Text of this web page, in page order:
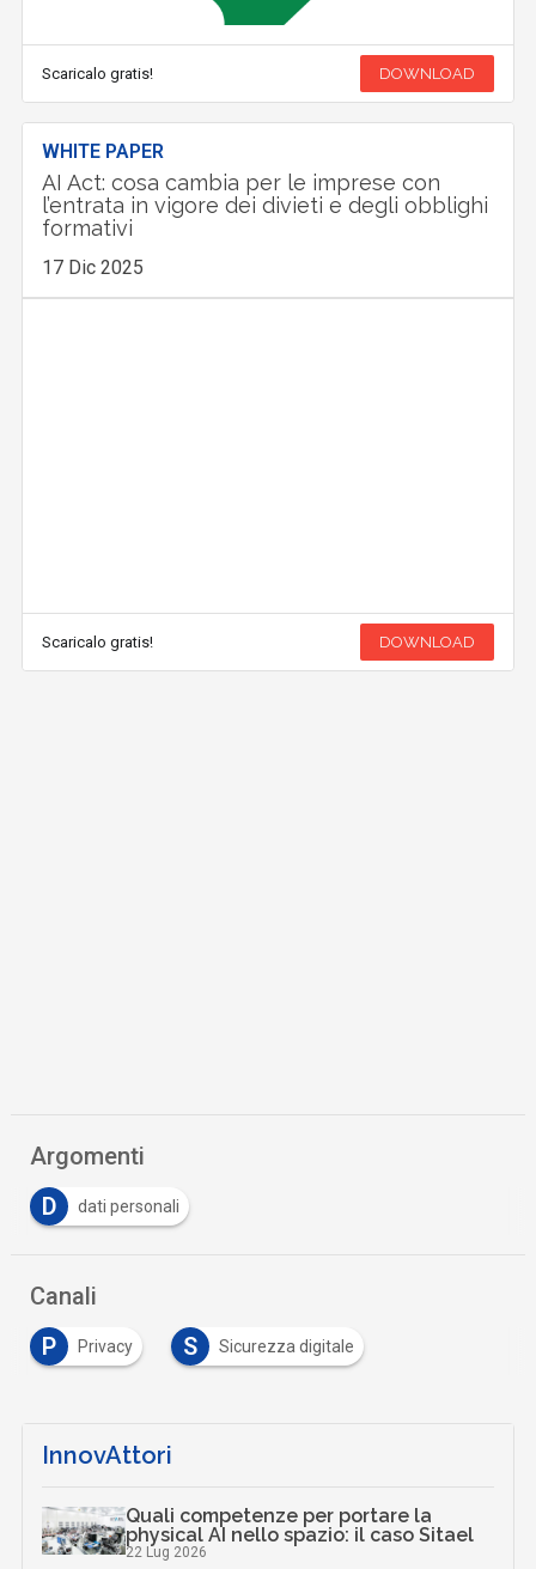
Scaricalo gratis! DOWNLOAD
WHITE PAPER
AI Act: cosa cambia per le imprese con
l’entrata in vigore dei divieti e degli obblighi
formativi
17 Dic 2025
Scaricalo gratis! DOWNLOAD
Argomenti
D
dati personali
Canali
P
Privacy S Sicurezza digitale
InnovAttori
Quali competenze per portare la
physical AI nello spazio: il caso Sitael
22 Lug 2026